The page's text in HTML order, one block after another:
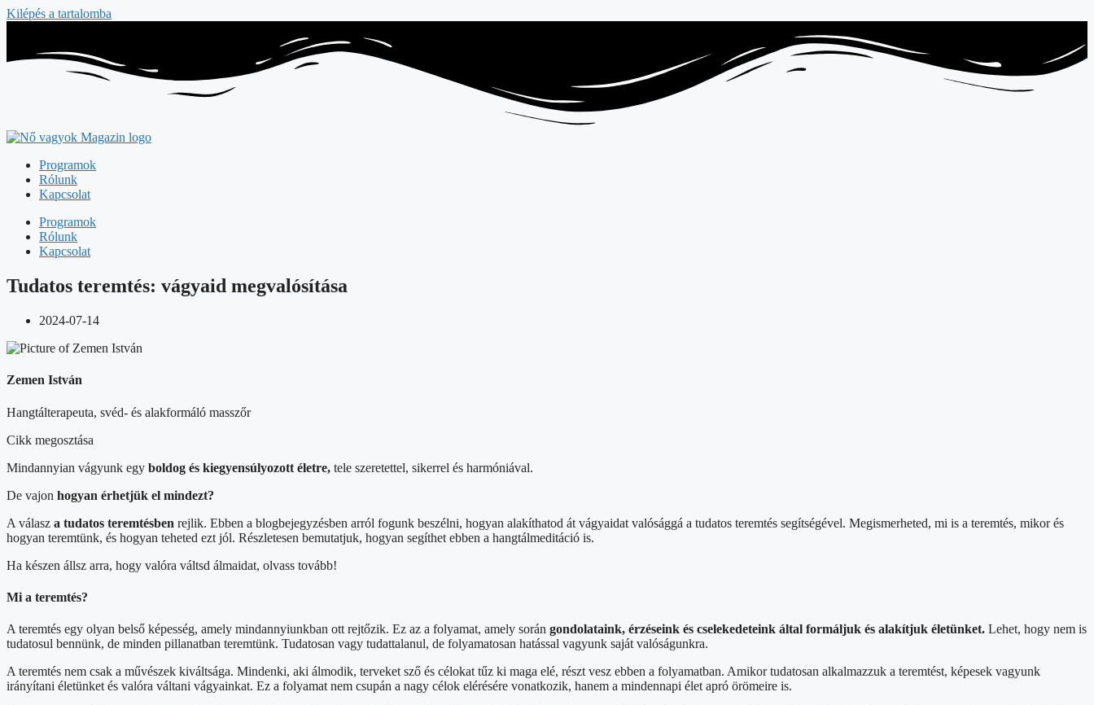
Kilépés a tartalomba
Programok
Rólunk
Kapcsolat
Programok
Rólunk
Kapcsolat
Tudatos teremtés: vágyaid megvalósítása
2024-07-14
Zemen István
Hangtálterapeuta, svéd- és alakformáló masszőr
Cikk megosztása
Mindannyian vágyunk egy boldog és kiegyensúlyozott életre, tele szeretettel, sikerrel és harmóniával.
De vajon hogyan érhetjük el mindezt?
A válasz a tudatos teremtésben rejlik. Ebben a blogbejegyzésben arról fogunk beszélni, hogyan alakíthatod át vágyaidat valósággá a tudatos teremtés segítségével. Megismerheted, mi is a teremtés, mikor és
hogyan teremtünk, és hogyan teheted ezt jól. Részletesen bemutatjuk, hogyan segíthet ebben a hangtálmeditáció is.
Ha készen állsz arra, hogy valóra váltsd álmaidat, olvass tovább!
Mi a teremtés?
A teremtés egy olyan belső képesség, amely mindannyiunkban ott rejtőzik. Ez az a folyamat, amely során gondolataink, érzéseink és cselekedeteink által formáljuk és alakítjuk életünket. Lehet, hogy nem is
tudatosul bennünk, de minden pillanatban teremtünk. Tudatosan vagy tudattalanul, de folyamatosan hatással vagyunk saját valóságunkra.
A teremtés nem csak a művészek kiváltsága. Mindenki, aki álmodik, terveket sző és célokat tűz ki maga elé, részt vesz ebben a folyamatban. Amikor tudatosan alkalmazzuk a teremtést, képesek vagyunk
irányítani életünket és valóra váltani vágyainkat. Ez a folyamat nem csupán a nagy célok elérésére vonatkozik, hanem a mindennapi élet apró örömeire is.